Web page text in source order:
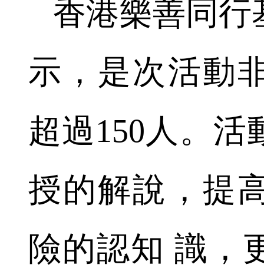
香港樂善同行
示，是次活動
超過150人。活
授的解說，提
險的認知 識，